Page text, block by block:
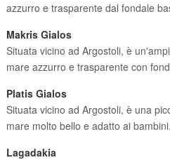
azzurro e trasparente dal fondale
Makris Gialos
Situata vicino ad Argostoli, è
mare azzurro e trasparente con
Platis Gialos
Situata vicino ad Argostoli, è una
mare molto bello e adatto ai bambini.
Lagadakia